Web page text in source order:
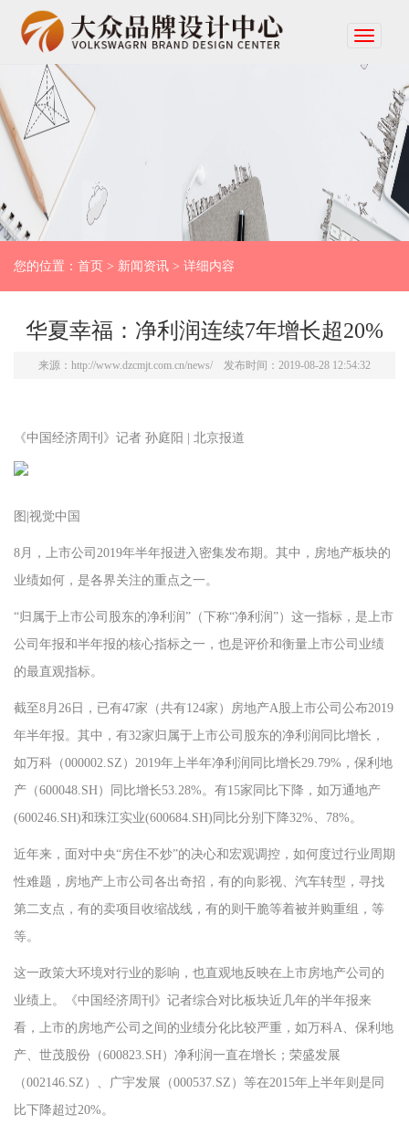
您的位置： 首页 > 新闻资讯 > 详细内容
华夏幸福：净利润连续7年增长超20%
来源： http://www.dzcmjt.com.cn/news/ 发布时间：2019-08-28 12:54:32
《中国经济周刊》记者 孙庭阳 | 北京报道
图|视觉中国
8月，上市公司2019年半年报进入密集发布期。其中，房地产板块的
业绩如何，是各界关注的重点之一。
“归属于上市公司股东的净利润”（下称“净利润”）这一指标，是上市
公司年报和半年报的核心指标之一，也是评价和衡量上市公司业绩
的最直观指标。
截至8月26日，已有47家（共有124家）房地产A股上市公司公布2019
年半年报。其中，有32家归属于上市公司股东的净利润同比增长，
如万科（000002.SZ）2019年上半年净利润同比增长29.79%，保利地
产（600048.SH）同比增长53.28%。有15家同比下降，如万通地产
(600246.SH)和珠江实业(600684.SH)同比分别下降32%、78%。
近年来，面对中央“房住不炒”的决心和宏观调控，如何度过行业周期
性难题，房地产上市公司各出奇招，有的向影视、汽车转型，寻找
第二支点，有的卖项目收缩战线，有的则干脆等着被并购重组，等
等。
这一政策大环境对行业的影响，也直观地反映在上市房地产公司的
业绩上。《中国经济周刊》记者综合对比板块近几年的半年报来
看，上市的房地产公司之间的业绩分化比较严重，如万科A、保利地
产、世茂股份（600823.SH）净利润一直在增长；荣盛发展
（002146.SZ）、广宇发展（000537.SZ）等在2015年上半年则是同
比下降超过20%。